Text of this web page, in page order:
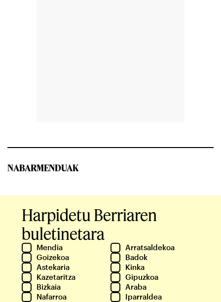
NABARMENDUAK
Harpidetu Berriaren
buletinetara
Mendia
Arratsaldekoa
Goizekoa
Badok
Astekaria
Kinka
Kazetaritza
Gipuzkoa
Bizkaia
Araba
Nafarroa
Iparraldea